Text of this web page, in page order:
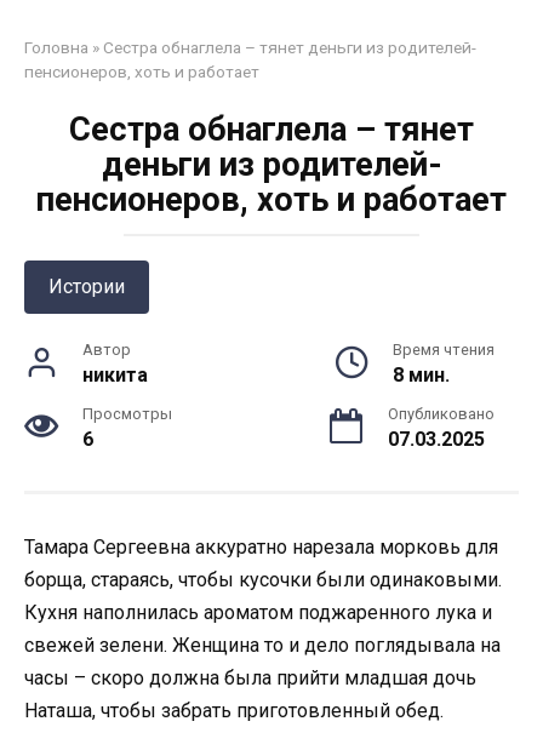
Головна » Сестра обнаглела – тянет деньги из родителей-
пенсионеров, хоть и работает
Сестра обнаглела – тянет
деньги из родителей-
пенсионеров, хоть и работает
Истории
Автор
никита
Время чтения
8 мин.
Просмотры
6
Опубликовано
07.03.2025
Тамара Сергеевна аккуратно нарезала морковь для
борща, стараясь, чтобы кусочки были одинаковыми.
Кухня наполнилась ароматом поджаренного лука и
свежей зелени. Женщина то и дело поглядывала на
часы – скоро должна была прийти младшая дочь
Наташа, чтобы забрать приготовленный обед.